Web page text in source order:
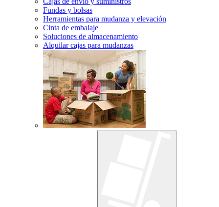
Fundas y bolsas
Herramientas para mudanza y elevación
Cinta de embalaje
Soluciones de almacenamiento
Alquilar cajas para mudanzas